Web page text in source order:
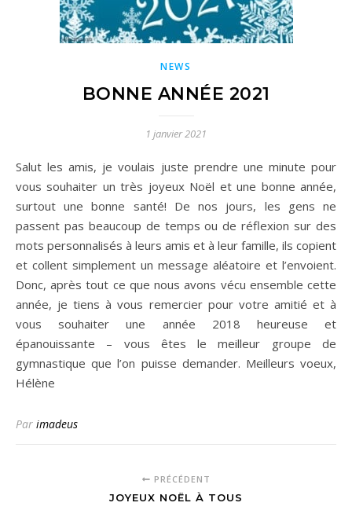
NEWS
BONNE ANNÉE 2021
1 janvier 2021
Salut les amis, je voulais juste prendre une minute pour
vous souhaiter un très joyeux Noël et une bonne année,
surtout une bonne santé! De nos jours, les gens ne
passent pas beaucoup de temps ou de réflexion sur des
mots personnalisés à leurs amis et à leur famille, ils copient
et collent simplement un message aléatoire et l’envoient.
Donc, après tout ce que nous avons vécu ensemble cette
année, je tiens à vous remercier pour votre amitié et à
vous souhaiter une année 2018 heureuse et
épanouissante – vous êtes le meilleur groupe de
gymnastique que l’on puisse demander. Meilleurs voeux,
Hélène
Par imadeus
PRÉCÉDENT
JOYEUX NOËL À TOUS